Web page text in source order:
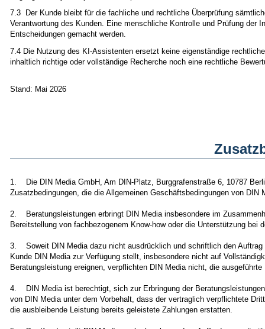
7.3 Der Kunde bleibt für die fachliche und rechtliche Überprüfung
Verantwortung des Kunden. Eine menschliche Kontrolle und Prüfung der
Entscheidungen gemacht werden.
7.4 Die Nutzung des KI-Assistenten ersetzt keine eigenständige
inhaltlich richtige oder vollständige Recherche noch eine rechtliche
Stand: Mai 2026
1. Die DIN Media GmbH, Am DIN-Platz, Burggrafenstraße 6, 10787
Zusatzbedingungen, die die Allgemeinen Geschäftsbedingungen von DIN
2. Beratungsleistungen erbringt DIN Media insbesondere im
Bereitstellung von fachbezogenem Know-how oder die Unterstützung
3. Soweit DIN Media dazu nicht ausdrücklich und schriftlich den Auftrag
Kunde DIN Media zur Verfügung stellt, insbesondere nicht auf
Beratungsleistung ereignen, verpflichten DIN Media nicht, die
4. DIN Media ist berechtigt, sich zur Erbringung der
von DIN Media unter dem Vorbehalt, dass der vertraglich verpflichtete
die ausbleibende Leistung bereits geleistete Zahlungen erstatten.